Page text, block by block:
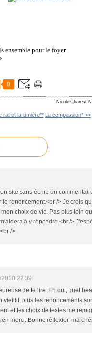
ensemble pour le foyer.
0
Nicole Charest
rat et la lumière** La compassion* >>
site sans écrire un
renoncement.<br /> Je crois
choix de vie. Pas plus loin
à y répondre.<br />
/>
2010 22:39
de te lire. Eh oui, quel
vieillit, plus les renoncements
et tes choix de textes me
merci. Bonne réflexion ma